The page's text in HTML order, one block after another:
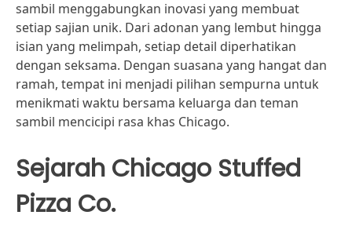
sambil menggabungkan inovasi yang membuat
setiap sajian unik. Dari adonan yang lembut hingga
isian yang melimpah, setiap detail diperhatikan
dengan seksama. Dengan suasana yang hangat dan
ramah, tempat ini menjadi pilihan sempurna untuk
menikmati waktu bersama keluarga dan teman
sambil mencicipi rasa khas Chicago.
Sejarah Chicago Stuffed
Pizza Co.